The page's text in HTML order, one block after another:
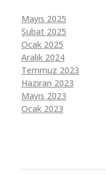
Mayıs 2025
Şubat 2025
Ocak 2025
Aralık 2024
Temmuz 2023
Haziran 2023
Mayıs 2023
Ocak 2023